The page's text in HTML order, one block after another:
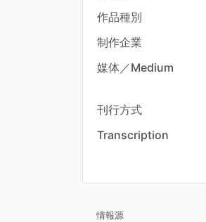
作品種別
制作企業
媒体／Medium
刊行方式
Transcription
情報源